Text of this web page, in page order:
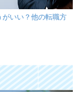
いい？他の転職方